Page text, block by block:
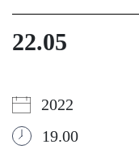
22.05
2022
19.00